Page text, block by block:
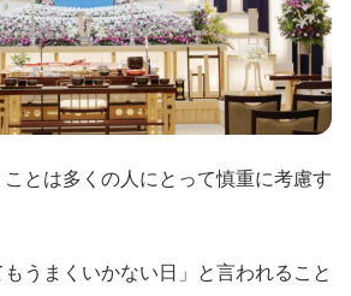
とは多くの人にとって慎重に考慮す
うまくいかない日」と言われること